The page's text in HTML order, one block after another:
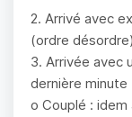
2. Arrivé avec
(ordre désordre)
3. Arrivée avec
dernière minute
o Couplé : idem